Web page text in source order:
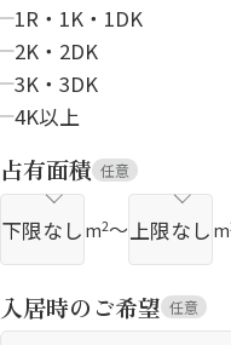
1R・1K・1DK
2K・2DK
3K・3DK
4K以上
占有面積 任意
m2～ m
入居時のご希望 任意